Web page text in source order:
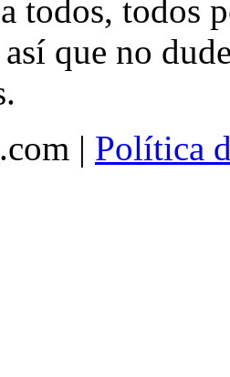
todos, todos
que no
| Política